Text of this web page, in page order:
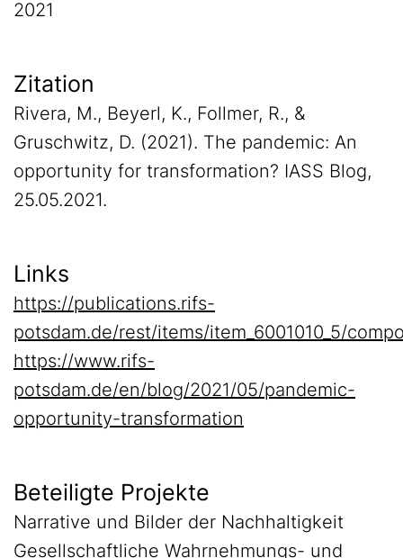
2021
Zitation
Rivera, M., Beyerl, K., Follmer, R., &
Gruschwitz, D. (2021). The pandemic: An
opportunity for transformation? IASS Blog,
25.05.2021.
Links
https://publications.rifs-
potsdam.de/rest/items/item_6001010_5/
https://www.rifs-
potsdam.de/en/blog/2021/05/pandemic-
opportunity-transformation
Beteiligte Projekte
Narrative und Bilder der Nachhaltigkeit
Gesellschaftliche Wahrnehmungs- und